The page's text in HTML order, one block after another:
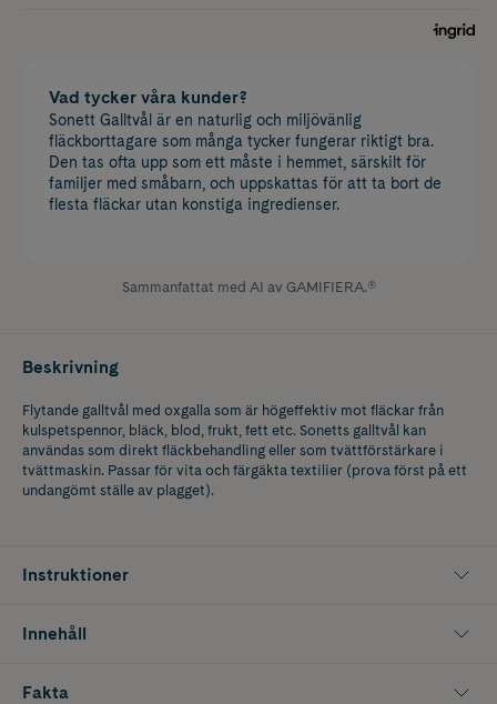
Vad tycker våra kunder?
Sonett Galltvål är en naturlig och miljövänlig
fläckborttagare som många tycker fungerar riktigt bra.
Den tas ofta upp som ett måste i hemmet, särskilt för
familjer med småbarn, och uppskattas för att ta bort de
flesta fläckar utan konstiga ingredienser.
Sammanfattat med AI av GAMIFIERA.®
Beskrivning
Flytande galltvål med oxgalla som är högeffektiv mot fläckar från
kulspetspennor, bläck, blod, frukt, fett etc. Sonetts galltvål kan
användas som direkt fläckbehandling eller som tvättförstärkare i
tvättmaskin. Passar för vita och färgäkta textilier (prova först på ett
undangömt ställe av plagget).
Instruktioner
Innehåll
Fakta